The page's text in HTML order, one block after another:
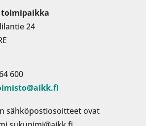
24
600
sähköpostiosoitteet ovat